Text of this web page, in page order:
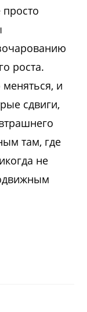
роста.
и
сдвиги,
там, где
не